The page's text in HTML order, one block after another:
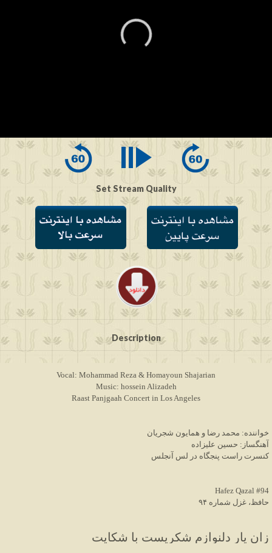
seconds
0
Set Stream Quality
Description
Vocal: Mohammad Reza & Homayoun Shajarian
Music: hossein Alizadeh
Raast Panjgaah Concert in Los Angeles
خواننده: محمد رضا و همایون شجریان
آهنگساز: حسین علیزاده
کنسرت راست پنجگاه در لس آنجلس
Hafez Qazal #94
حافظ، غزل شماره ۹۴
زان یار دلنوازم شکریست با شکایت